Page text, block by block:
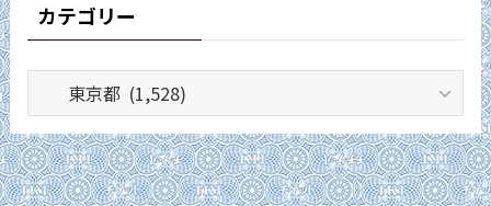
カテゴリー
テ
ゴ
リ
ー